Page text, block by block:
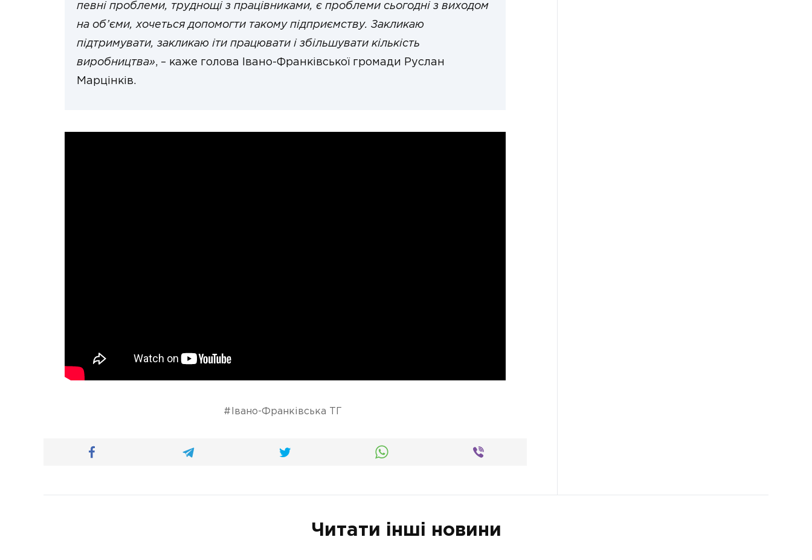
певні проблеми, труднощі з працівниками, є проблеми сьогодні з виходом
на об’єми, хочеться допомогти такому підприємству. Закликаю
підтримувати, закликаю іти працювати і збільшувати кількість
виробництва», – каже голова Івано-Франківської громади Руслан
Марцінків.
Івано-Франківська ТГ
Читати інші новини